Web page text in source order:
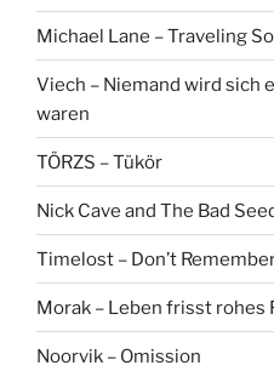
Michael Lane – Traveling
Viech – Niemand wird sich
waren
TÖRZS – Tükör
Nick Cave and The Bad
Timelost – Don’t
Morak – Leben frisst rohes
Noorvik – Omission